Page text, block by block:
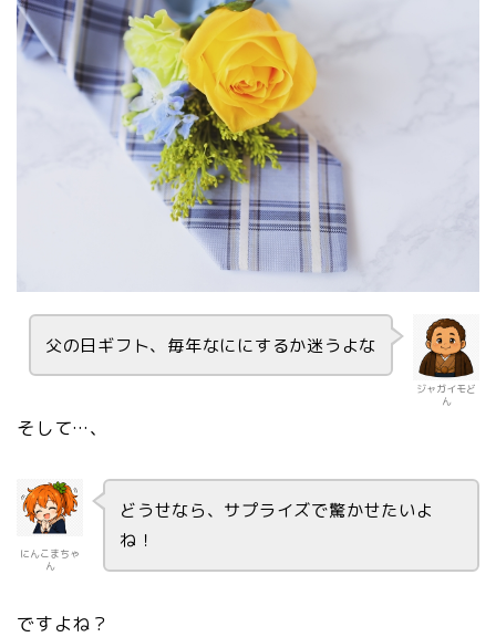
ジャガイモど
ん
父の日ギフト、毎年なににするか迷うよな
そして…、
にんこまちゃ
ん
どうせなら、サプライズで驚かせたいよ
ね！
ですよね？